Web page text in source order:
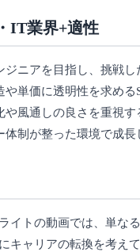
IT業界+適性
ジニアを目指し、挑戦し
や単価に透明性を求める
や風通しの良さを重視す
体制が整った環境で成長
イトの動画では、単な
キャリアの転換を考え